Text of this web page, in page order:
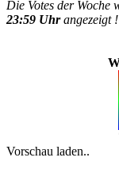
Die Votes der Woche
23:59 Uhrangezeigt !
Vorschau laden..